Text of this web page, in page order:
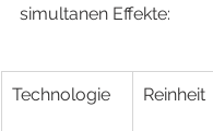
simultanen Effekte:
Technologie Reinheit